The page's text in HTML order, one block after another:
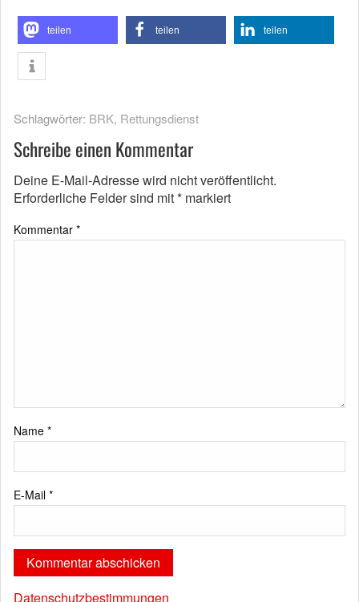
teilen teilen teilen
Schlagwörter: BRK, Rettungsdienst
Schreibe einen Kommentar
Deine E-Mail-Adresse wird nicht veröffentlicht.
Erforderliche Felder sind mit* markiert
Kommentar *
Name *
E-Mail *
Datenschutzbestimmungen